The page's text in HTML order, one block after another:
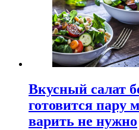
Вкусный салат
готовится пару
варить не нужно